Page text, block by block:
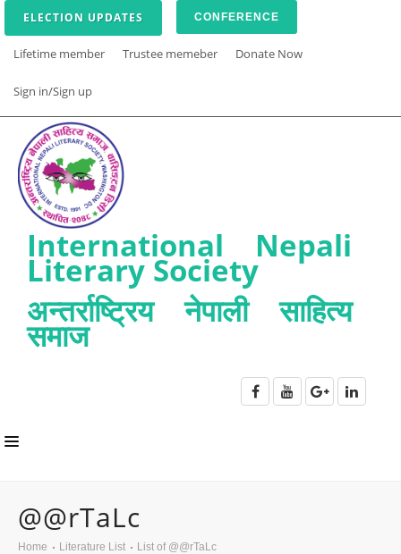
ELECTION UPDATES CONFERENCE
Lifetime member Trustee memeber Donate Now
Sign in/Sign up
International Nepali
Literary Society
अन्तर्राष्ट्रिय नेपाली साहित्य
समाज
ABOUT US
@@rTaLc
Home Literature List List of @@rTaLc